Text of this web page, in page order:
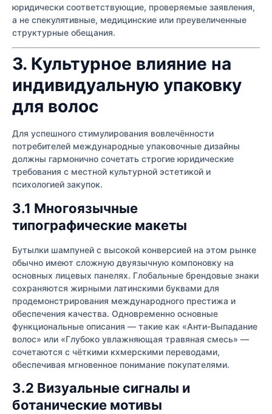
юридически соответствующие, проверяемые заявления,
а не спекулятивные, медицинские или преувеличенные
структурные обещания.
3. Культурное влияние на
индивидуальную упаковку
для волос
Для успешного стимулирования вовлечённости
потребителей международные упаковочные дизайны
должны гармонично сочетать строгие юридические
требования с местной культурной эстетикой и
психологией закупок.
3.1 Многоязычные
типографические макеты
Бутылки шампуней с высокой конверсией на этом рынке
обычно имеют сложную двуязычную компоновку на
основных лицевых панелях. Глобальные брендовые знаки
сохраняются жирными латинскими буквами для
продемонстрирования международного престижа и
обеспечения качества. Одновременно основные
функциональные описания — такие как «Анти-Выпадание
волос» или «Глубоко увлажняющая травяная смесь» —
сочетаются с чёткими кхмерскими переводами,
обеспечивая мгновенное понимание покупателями.
3.2 Визуальные сигналы и
ботанические мотивы